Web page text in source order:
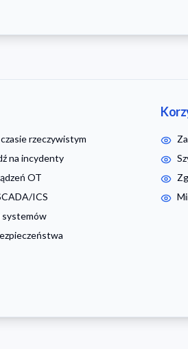
rzeczywistym
na incydenty
OT
ICS
systemów